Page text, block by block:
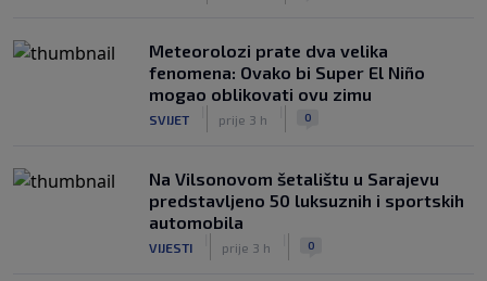
Meteorolozi prate dva velika
fenomena: Ovako bi Super El Niño
mogao oblikovati ovu zimu
SVIJET prije 3 h 0
Na Vilsonovom šetalištu u Sarajevu
predstavljeno 50 luksuznih i sportskih
automobila
VIJESTI prije 3 h 0